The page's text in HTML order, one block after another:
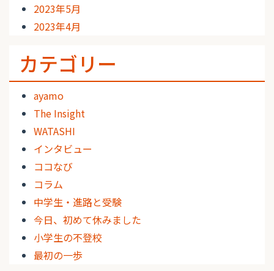
2023年5月
2023年4月
カテゴリー
ayamo
The Insight
WATASHI
インタビュー
ココなび
コラム
中学生・進路と受験
今日、初めて休みました
小学生の不登校
最初の一歩